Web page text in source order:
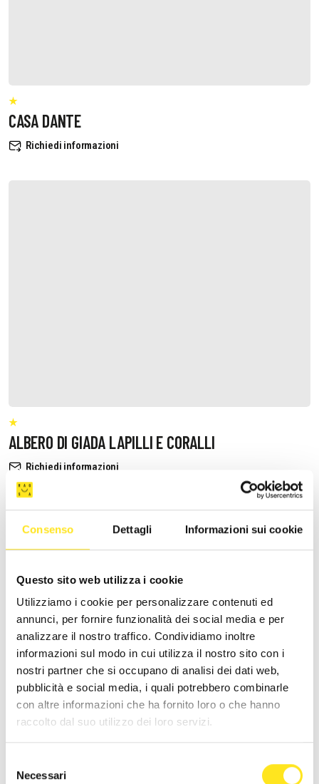
Consenso Dettagli Informazioni sui cookie
Questo sito web utilizza i cookie
Utilizziamo i cookie per personalizzare contenuti ed
annunci, per fornire funzionalità dei social media e per
analizzare il nostro traffico. Condividiamo inoltre
informazioni sul modo in cui utilizza il nostro sito con i
nostri partner che si occupano di analisi dei dati web,
pubblicità e social media, i quali potrebbero combinarle
con altre informazioni che ha fornito loro o che hanno
raccolto dal suo utilizzo dei loro servizi.
delNecessari
CASA DANTE
Richiedi informazioni
ALBERO DI GIADA LAPILLI E CORALLI
Richiedi informazioni